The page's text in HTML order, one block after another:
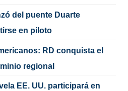
del puente Duarte
en piloto
RD conquista el
regional
EE. UU. participará en